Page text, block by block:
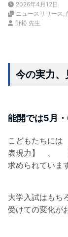
2026年4月12日
ニュースリリース,
野松 先生
今の実力、
能開では5月
こどもたちに
表現力】 、
求められていま
大学入試はもち
受けての変化が